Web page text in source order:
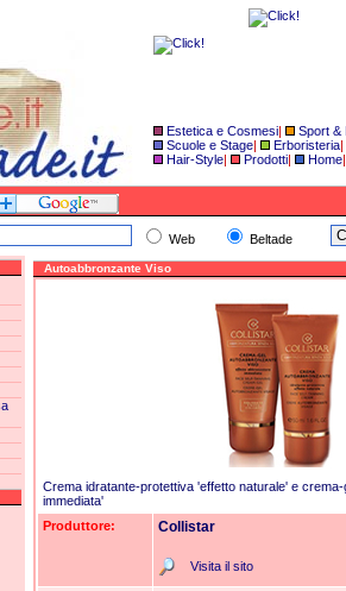
Estetica e Cosmesi| Sport &
Scuole e Stage| Erboristeria|
Hair-Style| Prodotti| Home|
Web Beltade
Autoabbronzante Viso
Crema idratante-protettiva 'effetto naturale' e
immediata'
Produttore:
Collistar
Visita il sito